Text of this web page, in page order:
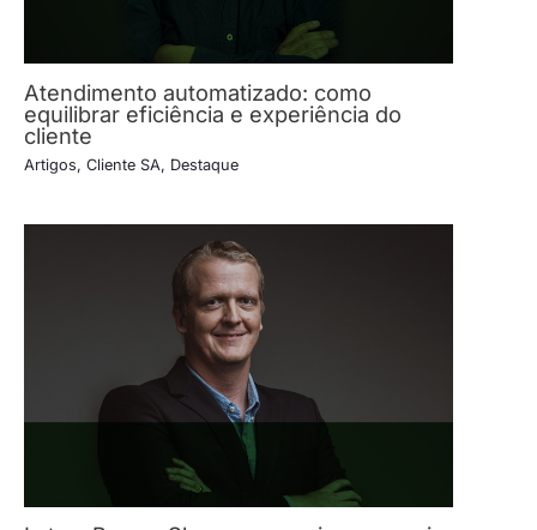
Atendimento automatizado: como
equilibrar eficiência e experiência do
cliente
Artigos, Cliente SA, Destaque